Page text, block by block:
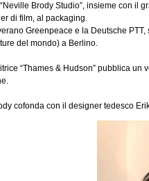
Brody Studio”, insieme con il
di film, al packaging.
Greenpeace e la Deutsche
del mondo) a Berlino.
“Thames & Hudson” pubblica
cofonda con il designer tedesco